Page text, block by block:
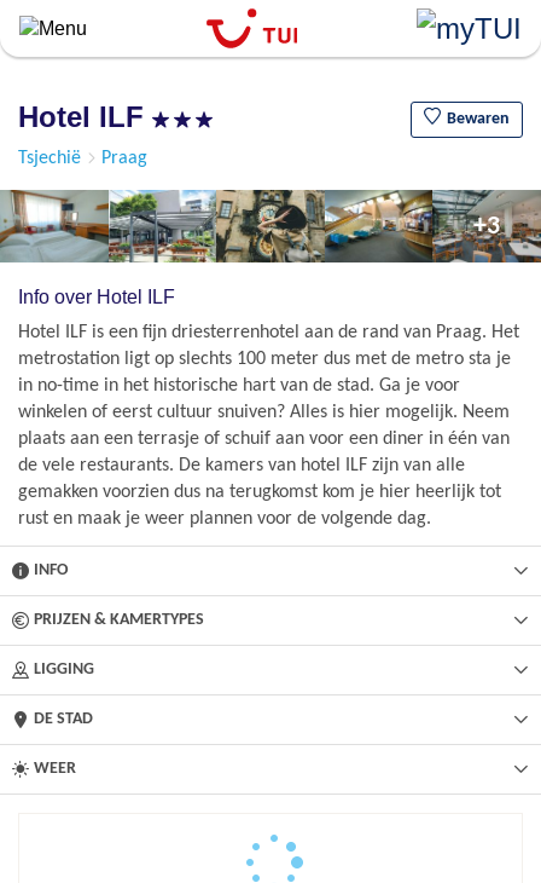
Overslaan
algemene
inhoud
gaan
Hotel ILF Bewaren
Tsjechië Praag
+3
Info over Hotel ILF
Hotel ILF is een fijn driesterrenhotel aan de rand van Praag. Het
metrostation ligt op slechts 100 meter dus met de metro sta je
in no-time in het historische hart van de stad. Ga je voor
winkelen of eerst cultuur snuiven? Alles is hier mogelijk. Neem
plaats aan een terrasje of schuif aan voor een diner in één van
de vele restaurants. De kamers van hotel ILF zijn van alle
gemakken voorzien dus na terugkomst kom je hier heerlijk tot
rust en maak je weer plannen voor de volgende dag.
INFO
PRIJZEN & KAMERTYPES
LIGGING
DE STAD
WEER